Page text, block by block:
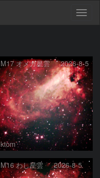
M17 オメガ星雲 2026-8-5
ktom
M16 わし星雲 2026-8-5